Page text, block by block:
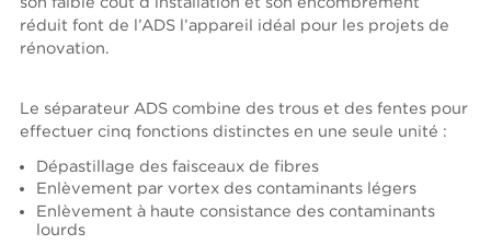
réduit font de l’ADS l’appareil idéal pour les projets de
rénovation.
Le séparateur ADS combine des trous et des fentes pour
effectuer cinq fonctions distinctes en une seule unité :
Dépastillage des faisceaux de fibres
Enlèvement par vortex des contaminants légers
Enlèvement à haute consistance des contaminants
lourds